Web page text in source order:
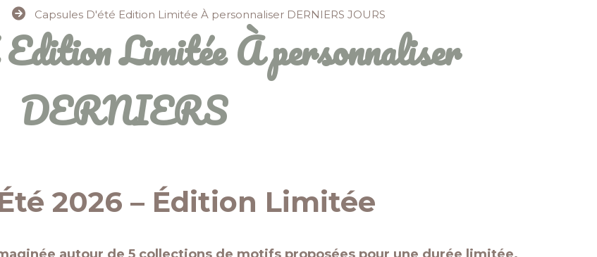
Capsules D'été Edition Limitée À personnaliser DERNIERS JOURS
DERNIERS
2026 – Édition Limitée